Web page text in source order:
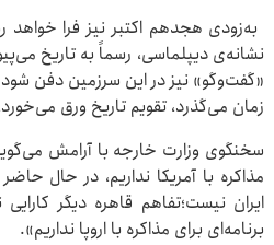
به‌زودی هجدهم اکتبر نیز فرا خواهد
نشانه‌ی دیپلماسی، رسماً به تاریخ
«گفت‌وگو» نیز در این سرزمین دفن
‏زمان می‌گذرد، تقویم تاریخ ورق
‏سخنگوی وزارت خارجه با آرامش
مذاکره با آمریکا نداریم، در حال
ایران نیست؛تفاهم قاهره دیگر
برنامه‌ای برای مذاکره با اروپا نداریم».